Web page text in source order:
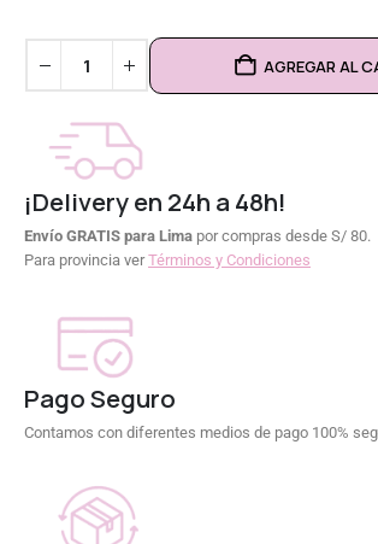
AGREGAR AL
¡Delivery en 24h a 48h!
Envío GRATIS para Lima por compras desde S/ 80.
Para provincia verTérminos y Condiciones
Pago Seguro
Contamos con diferentes medios de pago 100%